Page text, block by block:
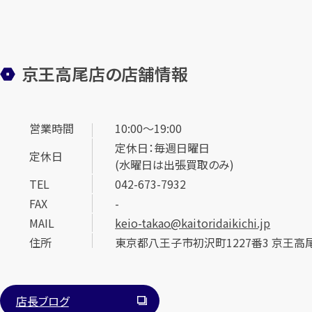
京王高尾店の店舗情報
営業時間
10:00～19:00
定休日
定休日：毎週日曜日
(水曜日は出張買取のみ)
TEL
042-673-7932
FAX
-
MAIL
keio-takao@kaitoridaikichi.jp
住所
東京都八王子市初沢町1227番3 京王高
店長ブログ